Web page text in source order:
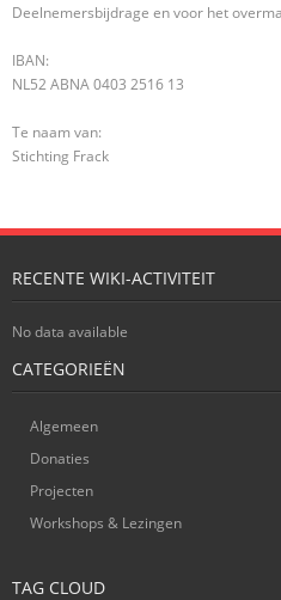
Deelnemersbijdrage en voor het
IBAN:
NL52 ABNA 0403 2516 13
Te naam van:
Stichting Frack
RECENTE WIKI-ACTIVITEIT
No data available
CATEGORIEËN
Algemeen
Donaties
Projecten
Workshops & Lezingen
TAG CLOUD